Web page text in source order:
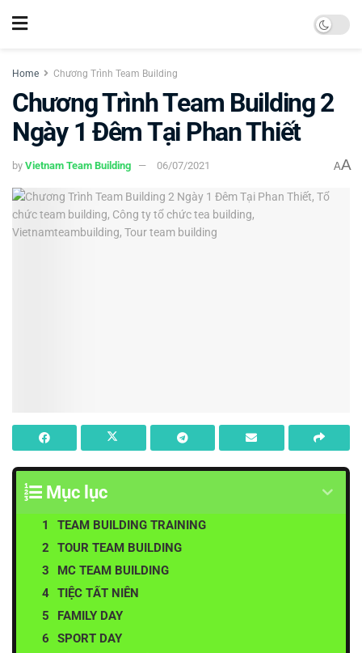
Home Chương Trình Team Building
Chương Trình Team Building 2
Ngày 1 Đêm Tại Phan Thiết
by Vietnam Team Building 06/07/2021 AA
Mục lục
TEAM BUILDING TRAINING
TOUR TEAM BUILDING
MC TEAM BUILDING
TIỆC TẤT NIÊN
FAMILY DAY
SPORT DAY